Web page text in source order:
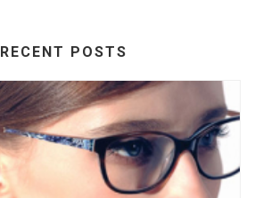
RECENT POSTS